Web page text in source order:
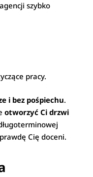
szybko
pracy.
i bez pośpiechu.
otworzyć Ci drzwi
Cię doceni.